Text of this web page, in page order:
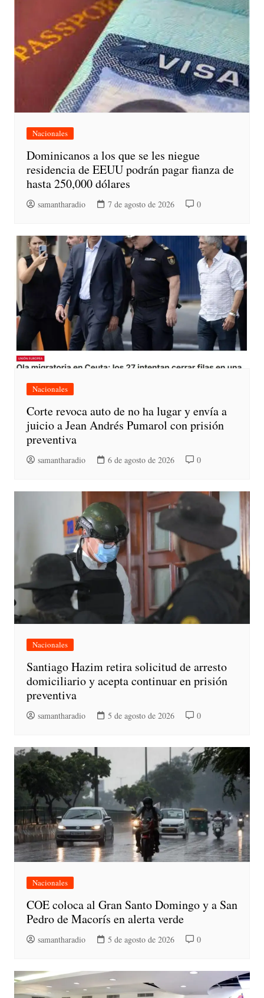
Nacionales
Dominicanos a los que se les niegue
residencia de EEUU podrán pagar fianza de
hasta 250,000 dólares
samantharadio 7 de agosto de 2026 0
Nacionales
Corte revoca auto de no ha lugar y envía a
juicio a Jean Andrés Pumarol con prisión
preventiva
samantharadio 6 de agosto de 2026 0
Nacionales
Santiago Hazim retira solicitud de arresto
domiciliario y acepta continuar en prisión
preventiva
samantharadio 5 de agosto de 2026 0
Nacionales
COE coloca al Gran Santo Domingo y a San
Pedro de Macorís en alerta verde
samantharadio 5 de agosto de 2026 0